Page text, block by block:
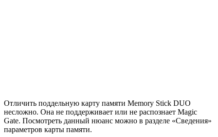
Отличить поддельную карту памяти Memory Stick DUO
несложно. Она не поддерживает или не распознает Magic
Gate. Посмотреть данный нюанс можно в разделе «Сведения»
параметров карты памяти.